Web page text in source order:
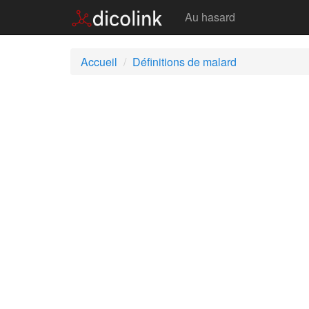
Au hasard
Accueil Définitions de malard
Malard